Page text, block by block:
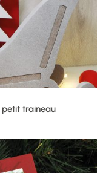
traineau